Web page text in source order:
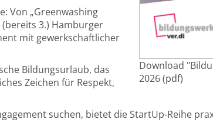
Download
2026 (pdf)
Von „Greenwashing
3.) Hamburger
mit gewerkschaftlicher
Bildungsurlaub, das
Zeichen für Respekt,
suchen, bietet die StartUp-Reihe